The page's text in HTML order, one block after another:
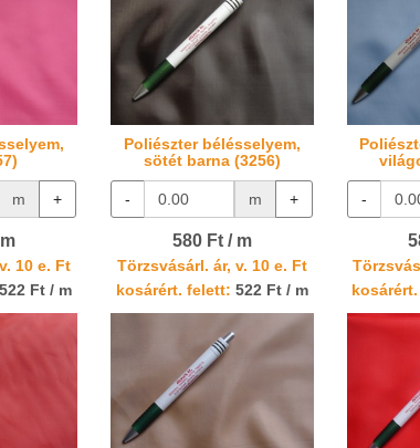
m +
10 e. Ft
522 Ft / m
Poliészter bélésselyem,
sötét barna (3256)
- m +
580 Ft / m
Törzsvásárl. ár, v. 10 e. Ft
kosárért. felett: 522 Ft / m
-